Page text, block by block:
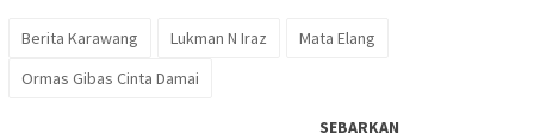
Berita Karawang Lukman N Iraz
Mata Elang
Ormas Gibas Cinta Damai
SEBARKAN